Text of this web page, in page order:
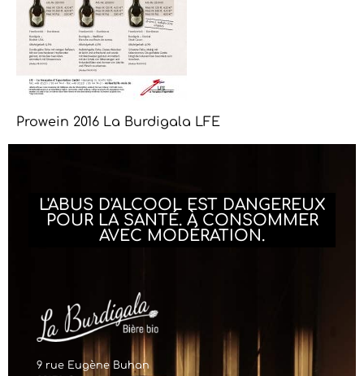
Prowein 2016 La Burdigala LFE
L'ABUS D'ALCOOL EST DANGEREUX
POUR LA SANTÉ. À CONSOMMER
AVEC MODÉRATION.
9 rue Eugène Buhan